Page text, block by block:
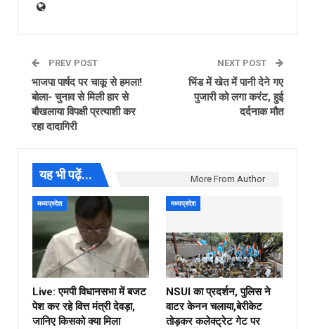
PREV POST
भाजपा पार्षद पर चाकू से हमला!
बोला- चुनाव से मिली हार से
बौखलाया विपक्षी प्रत्याशी कर
रहा दादागिरी
NEXT POST
भिंड में खेत में पानी देने गए
पुजारी को लगा करंट, हुई
दर्दनाक मौत
यह भी पढ़ें... More From Author
मध्यप्रदेश
Live: एमपी विधानसभा में बजट
पेश कर रहे वित्त मंत्री देवड़ा,
जानिए किसको क्या मिला
मध्यप्रदेश
NSUI का प्रदर्शन, पुलिस ने
वाटर केनन चलाया,बेरीकेट
तोड़कर कलेक्ट्रेट गेट पर